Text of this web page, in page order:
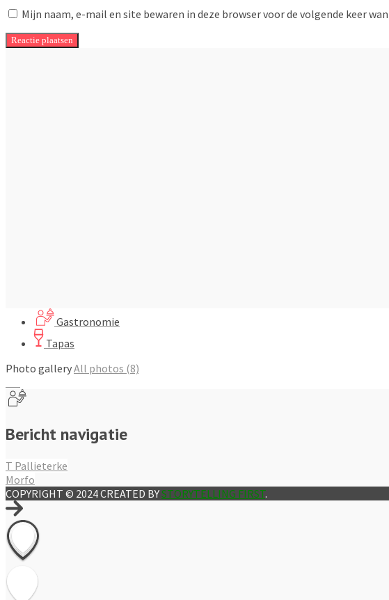
Mijn naam, e-mail en site bewaren in deze browser voor de volgende keer
Gastronomie
Tapas
Photo galleryAll photos (8)
Bericht navigatie
T Pallieterke
Morfo
COPYRIGHT © 2024 CREATED BYSTORYTELLING FIRST.